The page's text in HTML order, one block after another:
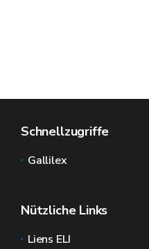
Schnellzugriffe
Gallilex
Nützliche Links
Liens ELI